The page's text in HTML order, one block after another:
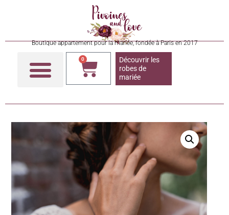
Boutique appartement pour la mariée, fondée à Paris en 2017
0
Découvrir les
robes de
mariée